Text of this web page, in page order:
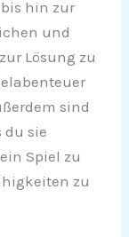
hin zur
und
Lösung zu
sind
du sie
Spiel zu
zu